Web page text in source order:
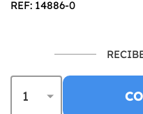
REF: 14886-0